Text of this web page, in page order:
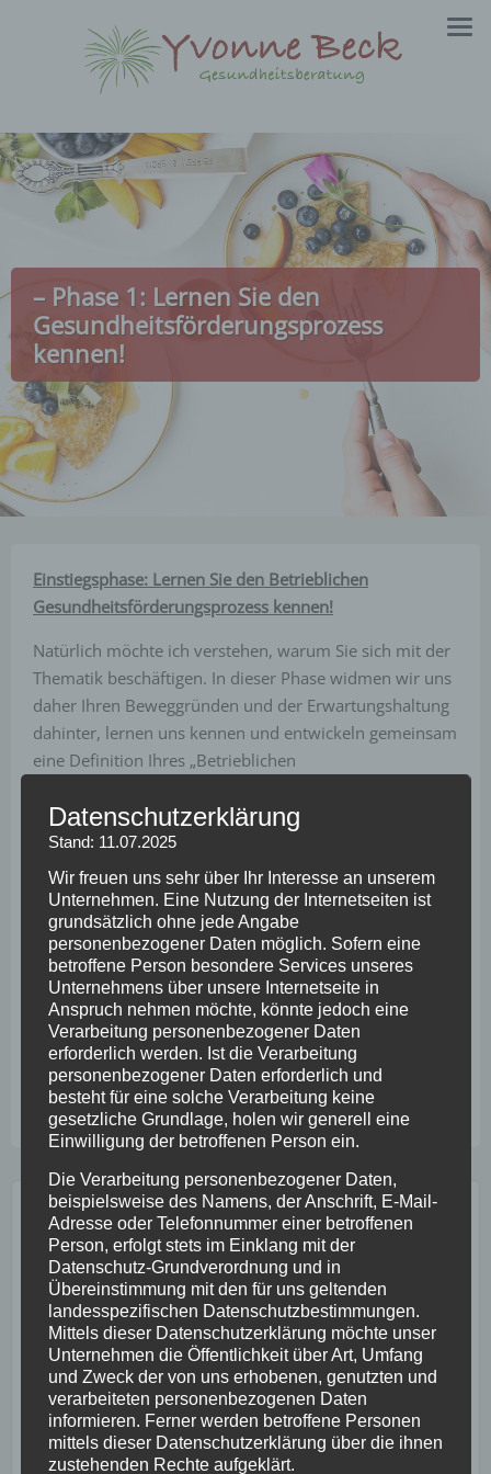
– Phase 1: Lernen Sie den
Gesundheitsförderungsprozess
kennen!
Einstiegsphase: Lernen Sie den Betrieblichen
Gesundheitsförderungsprozess kennen!
Natürlich möchte ich verstehen, warum Sie sich mit der
Thematik beschäftigen. In dieser Phase widmen wir uns
daher Ihren Beweggründen und der Erwartungshaltung
dahinter, lernen uns kennen und entwickeln gemeinsam
eine Definition Ihres „Betrieblichen
Unternehmenssituation. Üblicherweise bilden wir in der
Einstiegsphase ein „Steuergremium BGM“. Hier werden
alle Akteure zusammengeführt, die mit der
Gesunderhaltung der Beschäftigten befasst sind. Das
Gremium arbeitet während des gesamten Prozesses eng
zusammen.
Ihr Interesse ist geweckt? Gern sende ich Ihnen
unverbindlich weitere Informationen zu.Bitte schreiben
Sie mir eine kurze Nachricht.
YVONNE BECK
Datenschutzerklärung
Stand: 11.07.2025
Wir freuen uns sehr über Ihr Interesse an unserem
Unternehmen. Eine Nutzung der Internetseiten ist
grundsätzlich ohne jede Angabe
personenbezogener Daten möglich. Sofern eine
betroffene Person besondere Services unseres
Unternehmens über unsere Internetseite in
Anspruch nehmen möchte, könnte jedoch eine
Verarbeitung personenbezogener Daten
erforderlich werden. Ist die Verarbeitung
personenbezogener Daten erforderlich und
besteht für eine solche Verarbeitung keine
gesetzliche Grundlage, holen wir generell eine
Einwilligung der betroffenen Person ein.
Die Verarbeitung personenbezogener Daten,
beispielsweise des Namens, der Anschrift, E-Mail-
Adresse oder Telefonnummer einer betroffenen
Person, erfolgt stets im Einklang mit der
Datenschutz-Grundverordnung und in
Übereinstimmung mit den für uns geltenden
landesspezifischen Datenschutzbestimmungen.
Mittels dieser Datenschutzerklärung möchte unser
Unternehmen die Öffentlichkeit über Art, Umfang
und Zweck der von uns erhobenen, genutzten und
verarbeiteten personenbezogenen Daten
informieren. Ferner werden betroffene Personen
mittels dieser Datenschutzerklärung über die ihnen
zustehenden Rechte aufgeklärt.